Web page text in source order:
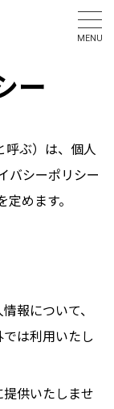
MENU
ー
呼ぶ）は、個人
バシーポリシー
めます。
報について、
は利用いたし
供いたしませ